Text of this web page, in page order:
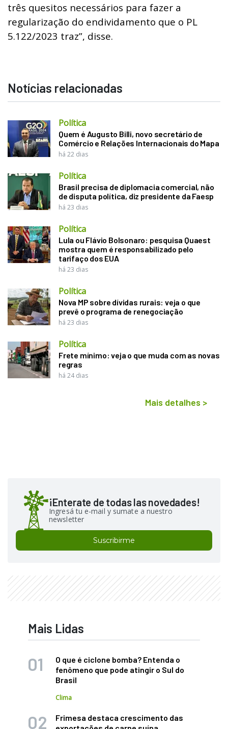
três quesitos necessários para fazer a
regularização do endividamento que o PL
5.122/2023 traz”, disse.
Notícias relacionadas
Política
Quem é Augusto Billi, novo secretário de
Comércio e Relações Internacionais do Mapa
há 22 dias
Política
Brasil precisa de diplomacia comercial, não
de disputa política, diz presidente da Faesp
há 23 dias
Política
Lula ou Flávio Bolsonaro: pesquisa Quaest
mostra quem é responsabilizado pelo
tarifaço dos EUA
há 23 dias
Política
Nova MP sobre dívidas rurais: veja o que
prevê o programa de renegociação
há 23 dias
Política
Frete mínimo: veja o que muda com as novas
regras
há 24 dias
Mais detalhes >
¡Enterate de todas las novedades!
Ingresá tu e-mail y sumate a nuestro
newsletter
Suscribirme
Mais Lidas
O que é ciclone bomba? Entenda o
fenômeno que pode atingir o Sul do
Brasil
Clima
Frimesa destaca crescimento das